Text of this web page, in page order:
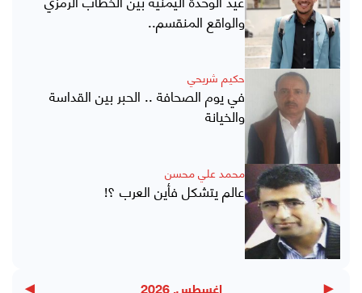
والواقع المنقسم..
حكيم شريحي
في يوم الصحافة .. الحبر بين القداسة
والخيانة
محمد علي محسن
عالم يتشكل فأين العرب ؟!